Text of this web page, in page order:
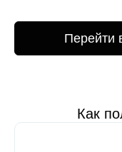
Перейти
Как